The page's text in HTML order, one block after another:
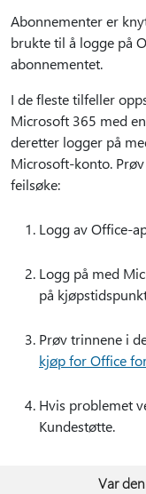
Abonnementer er
brukte til å logge på
abonnementet.
I de fleste tilfeller
Microsoft 365 med
deretter logger på
Microsoft-konto.
feilsøke:
Logg av Office-
Logg på med
på
Prøv trinnene i
kjøp for Office
Hvis problemet
Kundestøtte.
Var